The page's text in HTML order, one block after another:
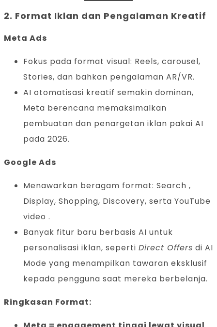
2. Format Iklan dan Pengalaman Kreatif
Meta Ads
Fokus pada format visual: Reels, carousel,
Stories, dan bahkan pengalaman AR/VR.
AI otomatisasi kreatif semakin dominan,
Meta berencana memaksimalkan
pembuatan dan penargetan iklan pakai AI
pada 2026.
Google Ads
Menawarkan beragam format: Search ,
Display, Shopping, Discovery, serta YouTube
video .
Banyak fitur baru berbasis AI untuk
personalisasi iklan, seperti Direct Offers di AI
Mode yang menampilkan tawaran eksklusif
kepada pengguna saat mereka berbelanja.
Ringkasan Format: